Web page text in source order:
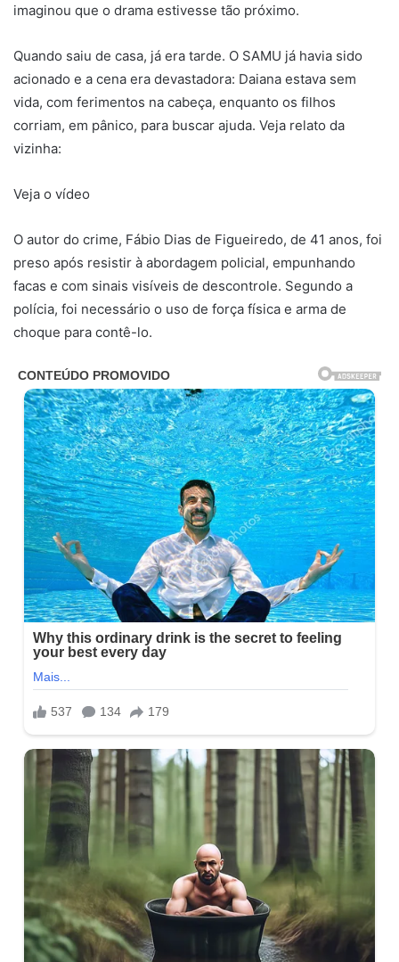
imaginou que o drama estivesse tão próximo.
Quando saiu de casa, já era tarde. O SAMU já havia sido
acionado e a cena era devastadora: Daiana estava sem
vida, com ferimentos na cabeça, enquanto os filhos
corriam, em pânico, para buscar ajuda. Veja relato da
vizinha:
Veja o vídeo
O autor do crime, Fábio Dias de Figueiredo, de 41 anos, foi
preso após resistir à abordagem policial, empunhando
facas e com sinais visíveis de descontrole. Segundo a
polícia, foi necessário o uso de força física e arma de
choque para contê-lo.